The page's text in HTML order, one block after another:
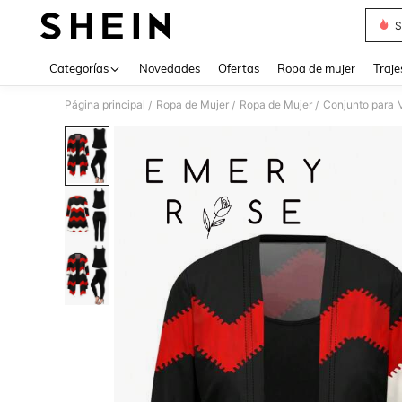
Categorías Novedades Ofertas Ropa de mujer
Página principal / Ropa de Mujer / Ropa de Mujer / Conjunto para